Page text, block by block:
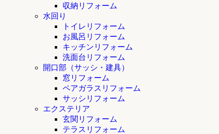
収納リフォーム
水回り
トイレリフォーム
お風呂リフォーム
キッチンリフォーム
洗面台リフォーム
開口部（サッシ・建具）
窓リフォーム
ペアガラスリフォーム
サッシリフォーム
エクステリア
玄関リフォーム
テラスリフォーム